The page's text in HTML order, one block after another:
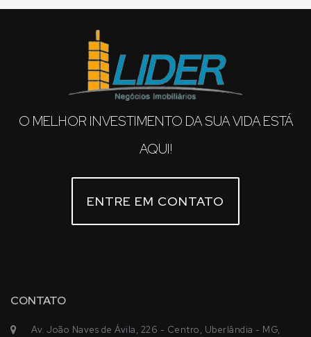
O MELHOR INVESTIMENTO DA SUA VIDA ESTÁ
AQUI!
ENTRE EM CONTATO
CONTATO
Av. João Naves de Ávila, 226 - Centro, Uberlândia - MG,